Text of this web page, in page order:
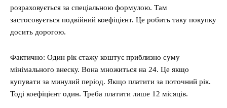
розраховується за спеціальною формулою. Там
застосовується подвійний коефіцієнт. Це робить таку покупку
досить дорогою.
Фактично: Один рік стажу коштує приблизно суму
мінімального внеску. Вона множиться на 24. Це якщо
купувати за минулий період. Якщо платити за поточний рік.
Тоді коефіцієнт один. Треба платити лише 12 місяців.